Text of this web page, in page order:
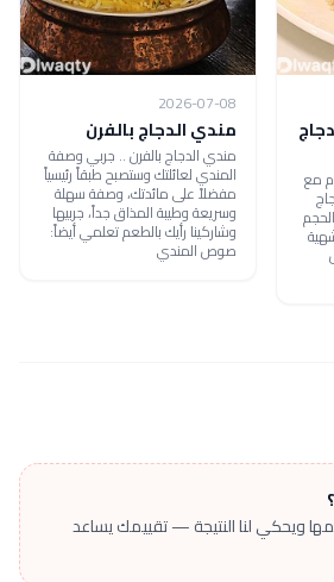
مع
شهية
2026-07-08
مندي الدجاج بالفرن
مندي الدجاج بالفرن .. جربي وصفة
المندي لعائلتك وستصبح طبقاً رئيسياً
مفضلاً على مائدتك، وصفة سهلة
وسريعة وطيبة المذاق جداً، جربيها
وشاركينا رأيك بالطعم تعلمي أيضاً:
صوص المندي
ويحكي لنا النتيجة — تقييمك يساعد